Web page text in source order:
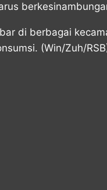
di berbagai
(Win/Zuh/